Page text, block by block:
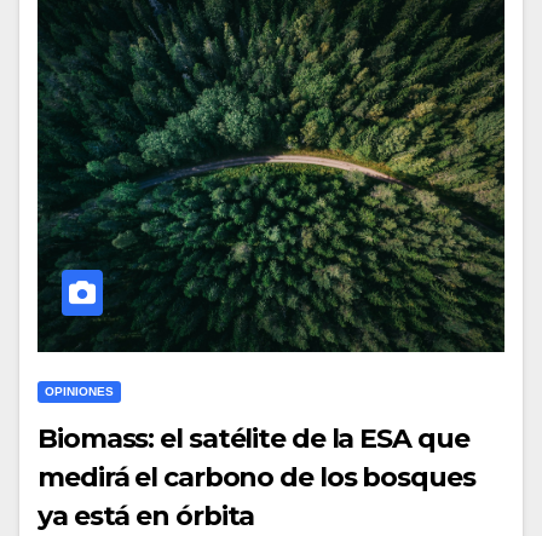
OPINIONES
Biomass: el satélite de la ESA que
medirá el carbono de los bosques
ya está en órbita